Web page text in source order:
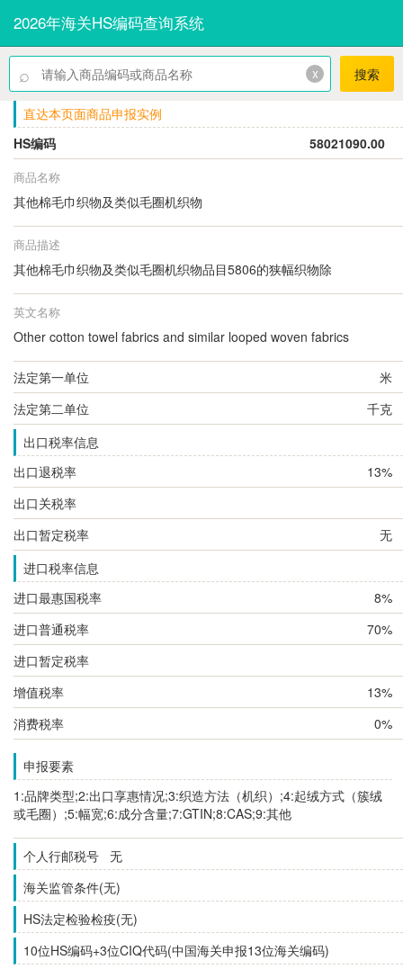
2026年海关HS编码查询系统
⌕ x 搜索
直达本页面商品申报实例
HS编码
58021090.00
商品名称
其他棉毛巾织物及类似毛圈机织物
商品描述
其他棉毛巾织物及类似毛圈机织物品目5806的狭幅织物除
英文名称
Other cotton towel fabrics and similar looped woven fabrics
法定第一单位
米
法定第二单位
千克
出口税率信息
出口退税率
13%
出口关税率
出口暂定税率
无
进口税率信息
进口最惠国税率
8%
进口普通税率
70%
进口暂定税率
增值税率
13%
消费税率
0%
申报要素
1:品牌类型;2:出口享惠情况;3:织造方法（机织）;4:起绒方式（簇绒
或毛圈）;5:幅宽;6:成分含量;7:GTIN;8:CAS;9:其他
个人行邮税号 无
海关监管条件(无)
HS法定检验检疫(无)
10位HS编码+3位CIQ代码(中国海关申报13位海关编码)